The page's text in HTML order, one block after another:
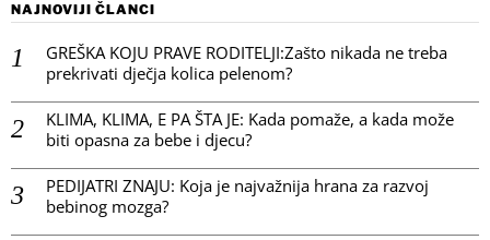
NAJNOVIJI ČLANCI
GREŠKA KOJU PRAVE RODITELJI:Zašto nikada ne treba
prekrivati dječja kolica pelenom?
KLIMA, KLIMA, E PA ŠTA JE: Kada pomaže, a kada može
biti opasna za bebe i djecu?
PEDIJATRI ZNAJU: Koja je najvažnija hrana za razvoj
bebinog mozga?